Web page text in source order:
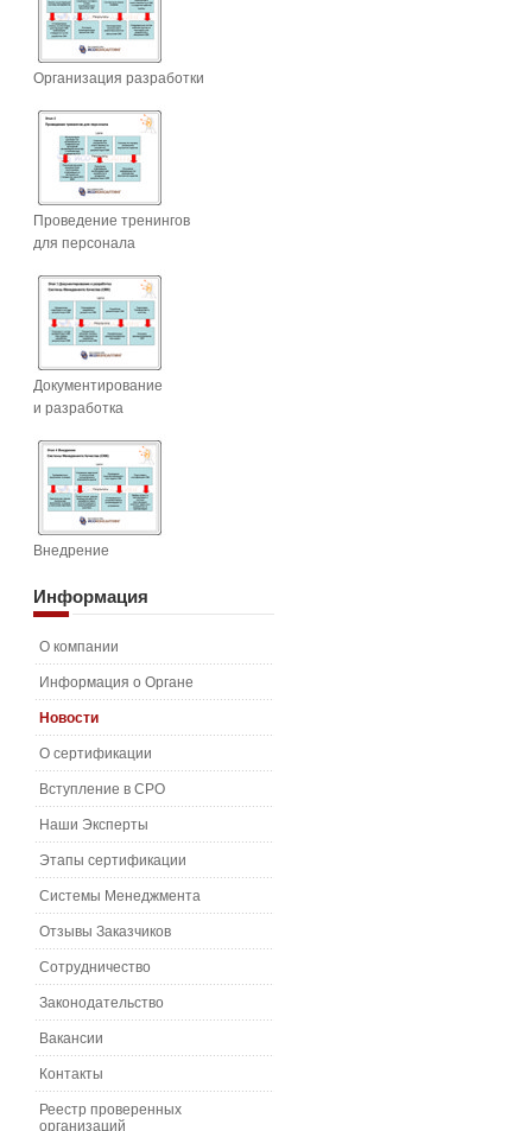
Организация разработки
Проведение тренингов
для персонала
Документирование
и разработка
Внедрение
Информация
О компании
Информация о Органе
Новости
О сертификации
Вступление в СРО
Наши Эксперты
Этапы сертификации
Системы Менеджмента
Отзывы Заказчиков
Сотрудничество
Законодательство
Вакансии
Контакты
Реестр проверенных
организаций